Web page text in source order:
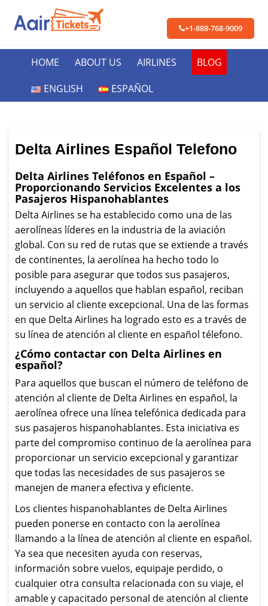
+1-888-768-9009
HOME ABOUT US AIRLINES
BLOG
ENGLISH
ESPAÑOL
Delta Airlines Español Telefono
Delta Airlines Teléfonos en Español –
Proporcionando Servicios Excelentes a los
Pasajeros Hispanohablantes
Delta Airlines se ha establecido como una de las
aerolíneas líderes en la industria de la aviación
global. Con su red de rutas que se extiende a través
de continentes, la aerolínea ha hecho todo lo
posible para asegurar que todos sus pasajeros,
incluyendo a aquellos que hablan español, reciban
un servicio al cliente excepcional. Una de las formas
en que Delta Airlines ha logrado esto es a través de
su línea de atención al cliente en español télefono.
¿Cómo contactar con Delta Airlines en
español?
Para aquellos que buscan el número de teléfono de
atención al cliente de Delta Airlines en español, la
aerolínea ofrece una línea telefónica dedicada para
sus pasajeros hispanohablantes. Esta iniciativa es
parte del compromiso continuo de la aerolínea para
proporcionar un servicio excepcional y garantizar
que todas las necesidades de sus pasajeros se
manejen de manera efectiva y eficiente.
Los clientes hispanohablantes de Delta Airlines
pueden ponerse en contacto con la aerolínea
llamando a la línea de atención al cliente en español.
Ya sea que necesiten ayuda con reservas,
información sobre vuelos, equipaje perdido, o
cualquier otra consulta relacionada con su viaje, el
amable y capacitado personal de atención al cliente